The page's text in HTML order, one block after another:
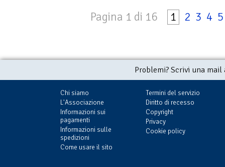
Pagina 1 di 16 1 2 3 4 5
Problemi? Scrivi una
Chi siamo
L'Associazione
Informazioni sui
pagamenti
Informazioni sulle
spedizioni
Come usare il sito
Termini del servizio
Diritto di recesso
Copyright
Privacy
Cookie policy